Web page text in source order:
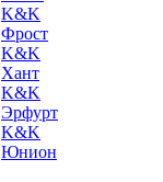
K&K
Фрост
K&K
Хант
K&K
Эрфурт
K&K
Юнион